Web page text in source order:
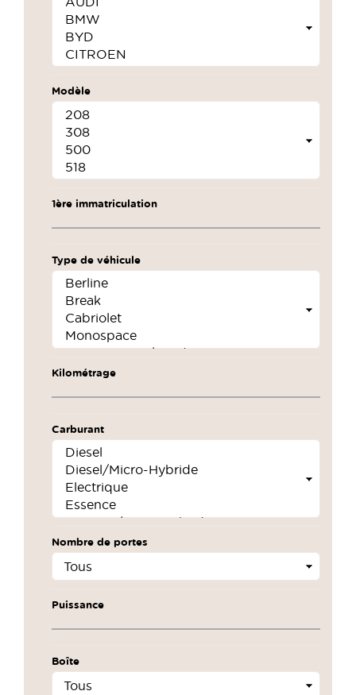
Modèle
1ère immatriculation
Type de véhicule
Kilométrage
Carburant
Nombre de portes
Puissance
Boîte